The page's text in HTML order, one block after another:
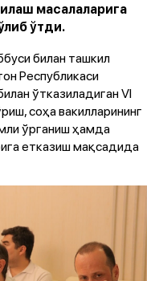
масалаларига
ўтди.
билан ташкил
Республикаси
ўтказиладиган VI
соҳа вакилларининг
ўрганиш ҳамда
етказиш мақсадида